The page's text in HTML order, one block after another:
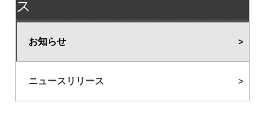
ス
お知らせ
ニュースリリース